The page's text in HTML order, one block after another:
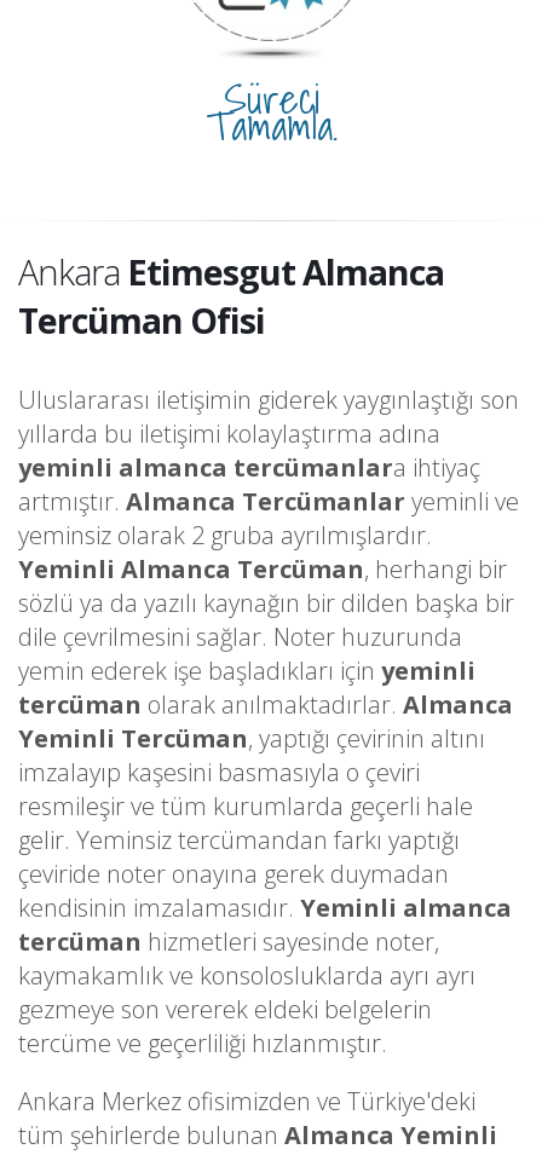
Süreci
Tamamla.
Ankara Etimesgut Almanca
Tercüman Ofisi
Uluslararası iletişimin giderek yaygınlaştığı son
yıllarda bu iletişimi kolaylaştırma adına
yeminli almanca tercümanlara ihtiyaç
artmıştır. Almanca Tercümanlar yeminli ve
yeminsiz olarak 2 gruba ayrılmışlardır.
Yeminli Almanca Tercüman, herhangi bir
sözlü ya da yazılı kaynağın bir dilden başka bir
dile çevrilmesini sağlar. Noter huzurunda
yemin ederek işe başladıkları için yeminli
tercüman olarak anılmaktadırlar. Almanca
Yeminli Tercüman, yaptığı çevirinin altını
imzalayıp kaşesini basmasıyla o çeviri
resmileşir ve tüm kurumlarda geçerli hale
gelir. Yeminsiz tercümandan farkı yaptığı
çeviride noter onayına gerek duymadan
kendisinin imzalamasıdır. Yeminli almanca
tercüman hizmetleri sayesinde noter,
kaymakamlık ve konsolosluklarda ayrı ayrı
gezmeye son vererek eldeki belgelerin
tercüme ve geçerliliği hızlanmıştır.
Ankara Merkez ofisimizden ve Türkiye'deki
tüm şehirlerde bulunan Almanca Yeminli